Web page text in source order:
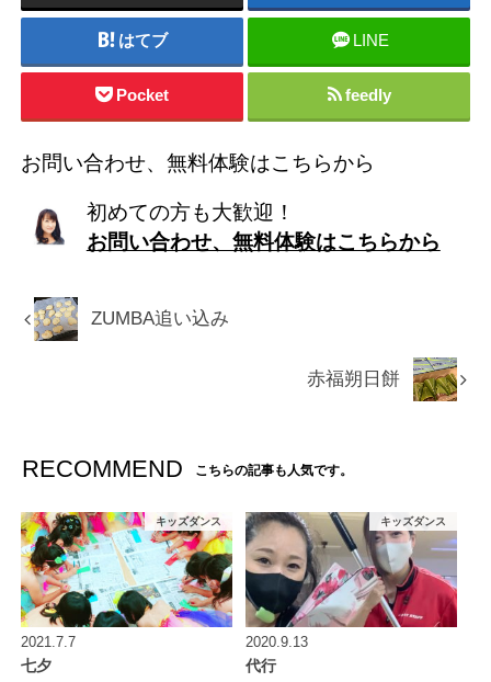
はてブ LINE
Pocket feedly
お問い合わせ、無料体験はこちらから
初めての方も大歓迎！
お問い合わせ、無料体験はこちらから
ZUMBA追い込み
赤福朔日餅
RECOMMEND こちらの記事も人気です。
キッズダンス
2021.7.7
七夕
キッズダンス
2020.9.13
代行